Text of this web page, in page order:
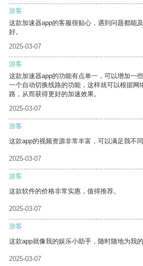
游客
这款加速器app的客服很贴心，遇到问题都能
好。
2025-03-07
游客
这款加速器app的功能有点单一，可以增加一
一个自动切换线路的功能，这样就可以根据网
路，从而获得更好的加速效果。
2025-03-07
游客
这款app的视频资源非常丰富，可以满足我不同
2025-03-07
游客
这款软件的价格非常实惠，值得推荐。
2025-03-07
游客
这款app就像我的娱乐小助手，随时随地为我的
2025-03-07